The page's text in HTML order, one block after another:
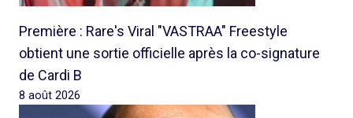
Première : Rare's Viral "VASTRAA" Freestyle
obtient une sortie officielle après la co-signature
de Cardi B
8 août 2026